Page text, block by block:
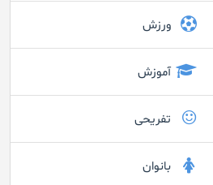
ورزش
آموزش
تفریحی
بانوان